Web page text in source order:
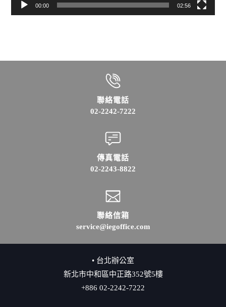
00:00 02:56
聯絡電話
02-2242-7222
傳真電話
02-2243-8822
聯絡信箱
service@iegoffice.com
• 台北辦公室
新北市中和區中正路352號5樓
+886 02-2242-7222